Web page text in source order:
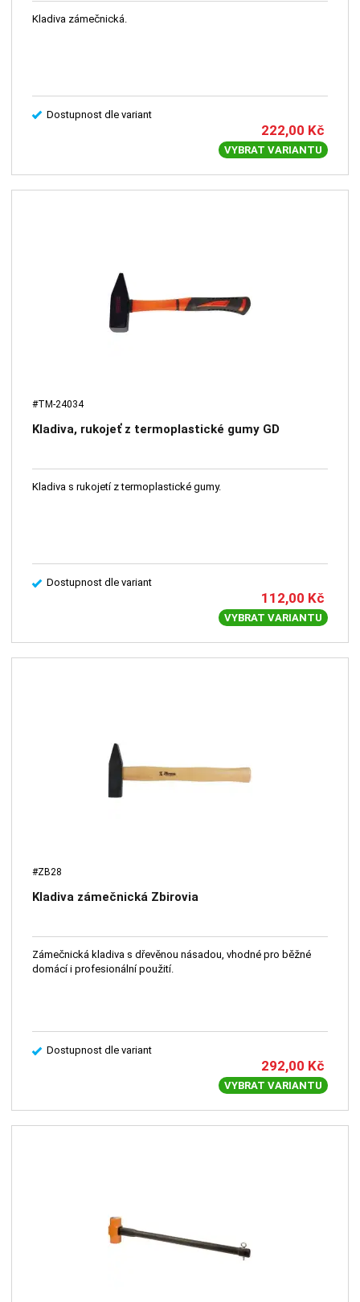
Kladiva zámečnická.
Dostupnost dle variant
222,00 Kč
VYBRAT VARIANTU
#TM-24034
Kladiva, rukojeť z termoplastické gumy GD
Kladiva s rukojetí z termoplastické gumy.
Dostupnost dle variant
112,00 Kč
VYBRAT VARIANTU
#ZB28
Kladiva zámečnická Zbirovia
Zámečnická kladiva s dřevěnou násadou, vhodné pro běžné
domácí i profesionální použití.
Dostupnost dle variant
292,00 Kč
VYBRAT VARIANTU